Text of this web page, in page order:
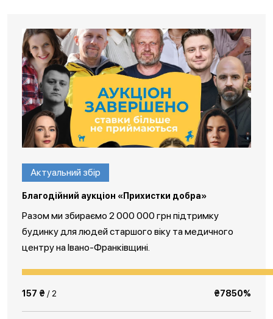
Актуальний збір
Благодійний аукціон «Прихистки добра»
Разом ми збираємо 2 000 000 грн підтримку
будинку для людей старшого віку та медичного
центру на Івано-Франківщині.
157 ₴ / 2 ₴7850%